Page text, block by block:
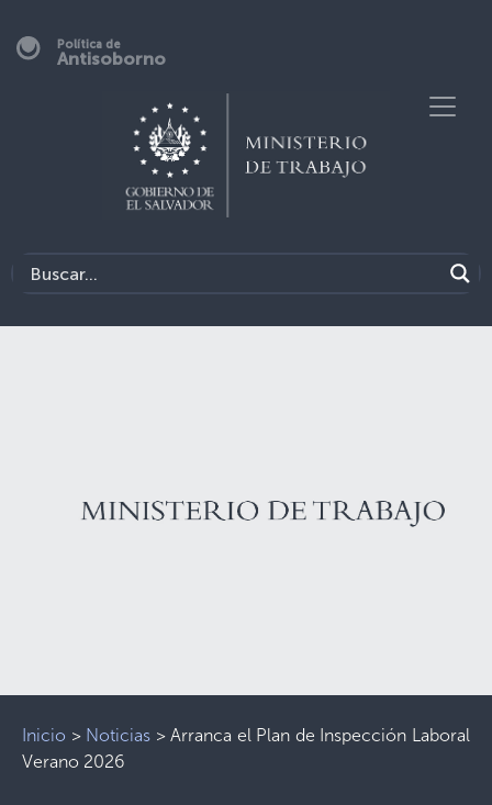
Política de
Antisoborno
Inicio > Noticias >Arranca el Plan de Inspección Laboral
Verano 2026